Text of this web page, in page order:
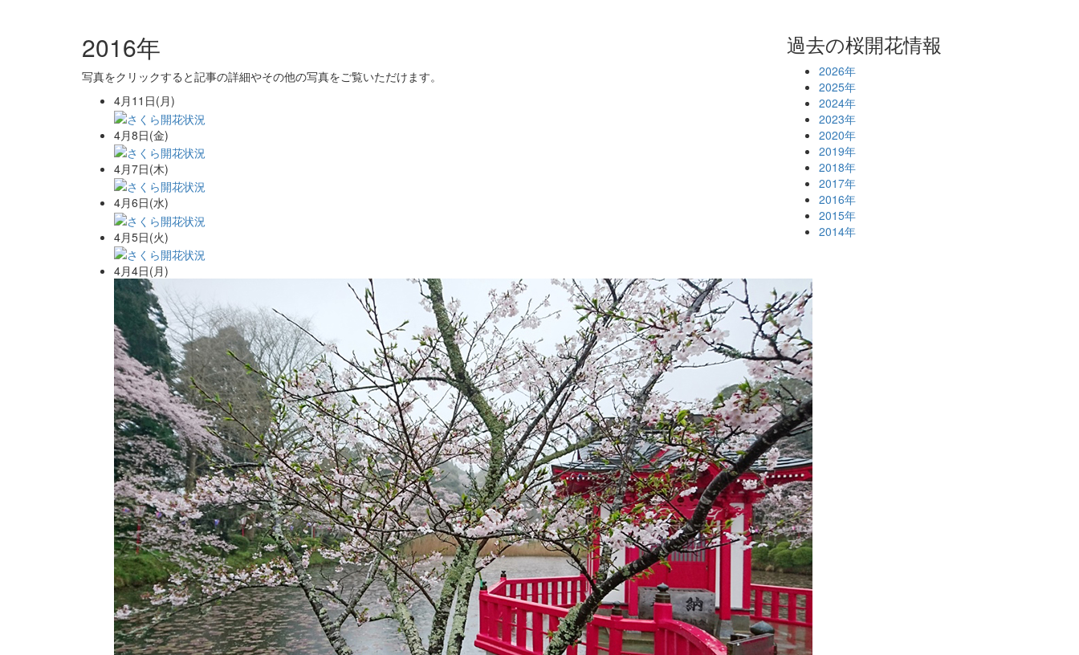
2016年
写真をクリックすると記事の詳細やその他の写真をご覧いただけます。
4月11日(月)
4月8日(金)
4月7日(木)
4月6日(水)
4月5日(火)
4月4日(月)
過去の桜開花情報
2026年
2025年
2024年
2023年
2020年
2019年
2018年
2017年
2016年
2015年
2014年